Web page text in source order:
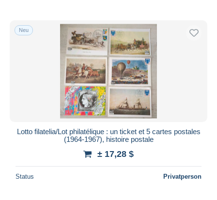
Neu
Lotto filatelia/Lot philatélique : un ticket et 5 cartes postales
(1964-1967), histoire postale
± 17,28 $
Status Privatperson